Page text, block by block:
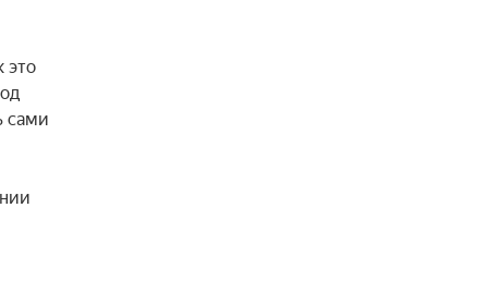
это
сами